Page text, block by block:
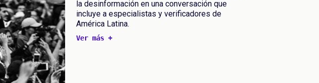
la desinformación en una conversación que
incluye a especialistas y verificadores de
América Latina.
Ver más +